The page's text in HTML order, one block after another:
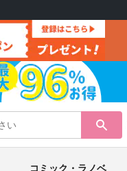
コミック・ラノベ